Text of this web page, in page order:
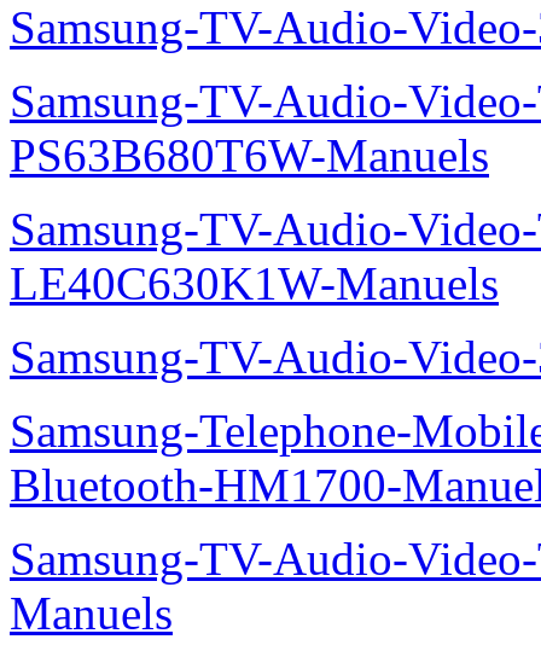
Samsung-TV-Audio-
Samsung-TV-Audio-
PS63B680T6W-Manuels
Samsung-TV-Audio-
LE40C630K1W-Manuels
Samsung-TV-Audio-
Samsung-Telephone-
Bluetooth-HM1700-
Samsung-TV-Audio-
Manuels